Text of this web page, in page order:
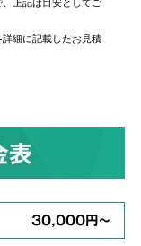
らずあらゆ
管理されてい
よる特殊殊
など
細に記載したお見積
表
30,000円～